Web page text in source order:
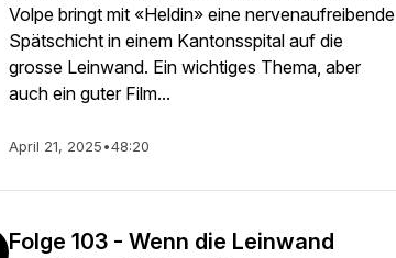
Volpe bringt mit «Heldin» eine nervenaufreibende
Spätschicht in einem Kantonsspital auf die
grosse Leinwand. Ein wichtiges Thema, aber
auch ein guter Film...
April 21, 2025•48:20
Folge 103 - Wenn die Leinwand